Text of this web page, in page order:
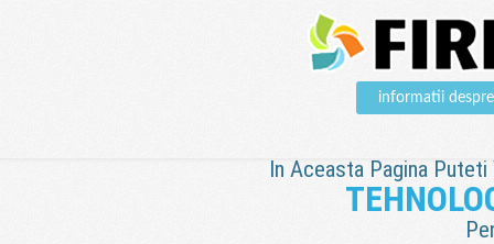
informatii
In Aceasta Pagina